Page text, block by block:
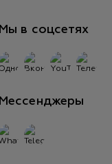
Мы в соцсетях
Мессенджеры